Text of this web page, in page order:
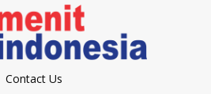
Contact Us